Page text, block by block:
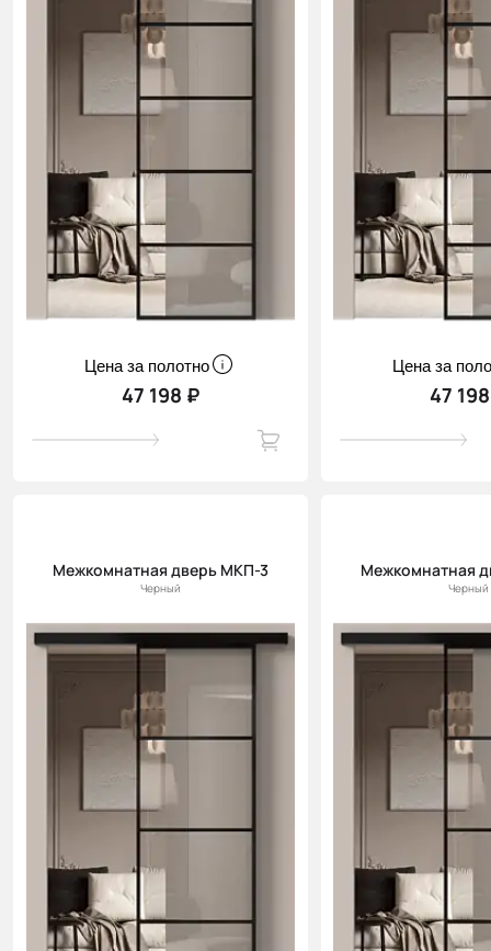
Цена за полотно
47 198 ₽
Цена за
47
Межкомнатная дверь МКП-3
Черный
Межкомнатная
Черный